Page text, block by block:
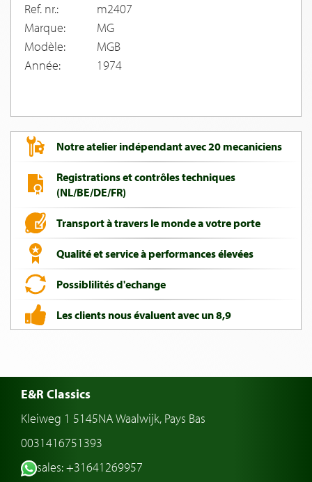
Ref. nr.:
m2407
Marque:
MG
Modèle:
MGB
Année:
1974
Notre atelier indépendant avec 20 mecaniciens
Registrations et contrôles techniques
(NL/BE/DE/FR)
Transport à travers le monde a votre porte
Qualité et service à performances élevées
Possiblilités d'echange
Les clients nous évaluent avec un 8,9
E&R Classics
Kleiweg 1 5145NA Waalwijk, Pays Bas
0031416751393
sales: +31641269957